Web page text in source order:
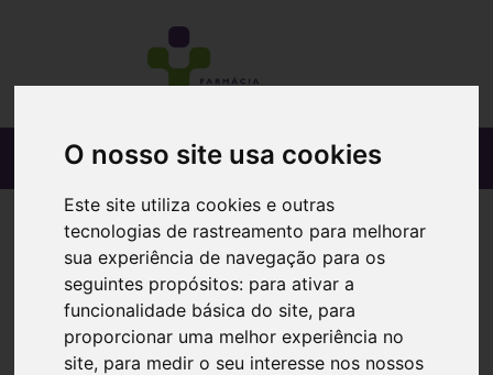
O nosso site usa cookies
Este site utiliza cookies e outras
tecnologias de rastreamento para melhorar
sua experiência de navegação para os
seguintes propósitos: para ativar a
funcionalidade básica do site, para
proporcionar uma melhor experiência no
site, para medir o seu interesse nos nossos